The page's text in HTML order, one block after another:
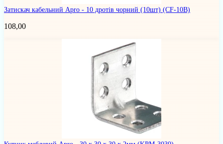
Затискач кабельний Apro - 10 дротів чорний (10шт) (CF-10B)
108,00